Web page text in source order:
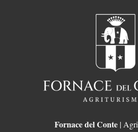
Fornace del Conte|